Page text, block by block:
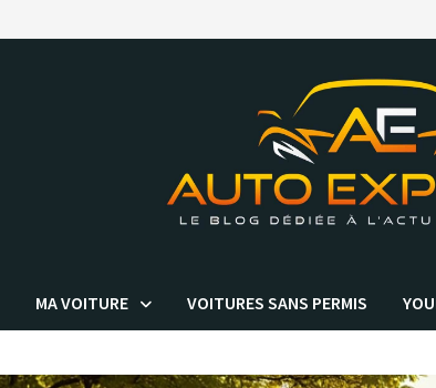
MA VOITURE VOITURES SANS PERMIS